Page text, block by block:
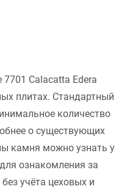
Calacatta Edera
плитах. Стандартный
количество
о существующих
камня можно узнать у
ознакомления за
учёта цеховых и